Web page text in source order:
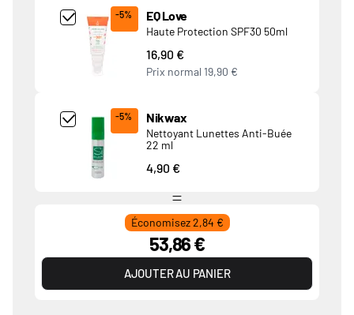
Add Product MjQ4MTk= undefined
-5% EQ Love
Haute Protection SPF30 50ml
16,90 €
Prix normal 19,90 €
Add Product MjkwNDA= undefined
-5% Nikwax
Nettoyant Lunettes Anti-Buée
22 ml
4,90 €
Économisez 2,84 €
53,86 €
AJOUTER AU PANIER